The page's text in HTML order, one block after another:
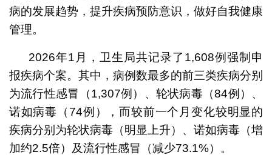
病的发展趋势，提升疾病预防意识，做好自我健康
管理。
2026年1月，卫生局共记录了1,608例强制申
报疾病个案。其中，病例数最多的前三类疾病分别
为流行性感冒（1,307例）、轮状病毒（84例）、
诺如病毒（74例），而较前一个月变化较明显的
疾病分别为轮状病毒（明显上升）、诺如病毒（增
加约2.5倍）及流行性感冒（减少73.1%）。